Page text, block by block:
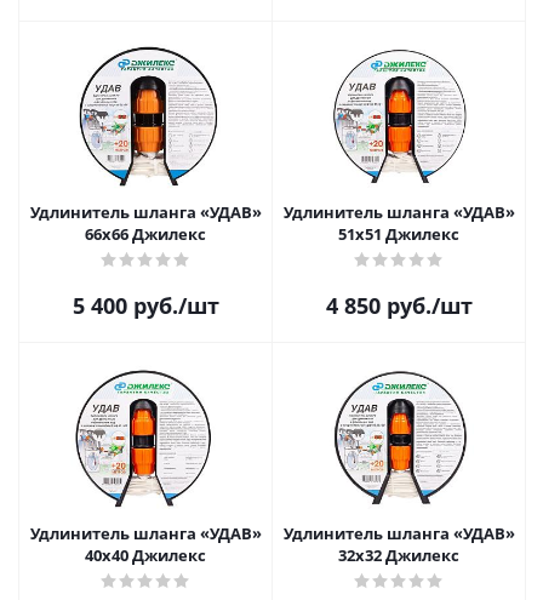
Удлинитель шланга «УДАВ»
66х66 Джилекс
5 400руб./шт
Удлинитель шланга «УДАВ»
51х51 Джилекс
4 850руб./шт
Удлинитель шланга «УДАВ»
40х40 Джилекс
Удлинитель шланга «УДАВ»
32х32 Джилекс